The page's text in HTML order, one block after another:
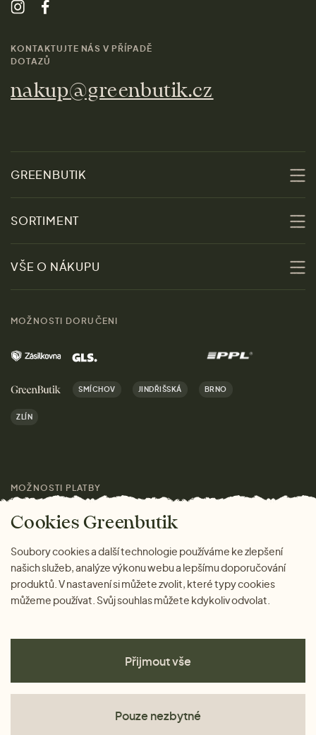
KONTAKTUJTE NÁS V PŘÍPADĚ
DOTAZŮ
nakup@greenbutik.cz
GREENBUTIK
Udržitelnost
Obchody
Kontakt
Kariéra
Značky
Magazín
SORTIMENT
Slevy
Ženy
Muži
Domov
Dárky
VŠE O NÁKUPU
Výhody nákupu u nás
MOŽNOSTI DORUČENI
SMÍCHOV JINDŘIŠSKÁ BRNO
ZLÍN
MOŽNOSTI PLATBY
Cookies Greenbutik
Soubory cookies a další technologie používáme ke zlepšení
našich služeb, analýze výkonu webu a lepšímu doporučování
produktů. V nastavení si můžete zvolit, které typy cookies
můžeme používat. Svůj souhlas můžete kdykoliv odvolat.
Přijmout vše
Pouze nezbytné